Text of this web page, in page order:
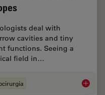
deal with
cavities and tiny
functions. Seeing a
field in…
A